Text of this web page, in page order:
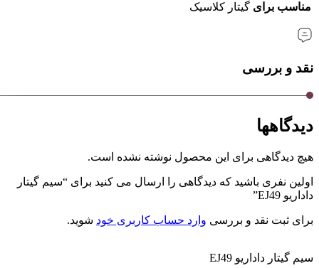
مناسب برای گیتار کلاسیک
نقد و بررسی
دیدگاهها
هیچ دیدگاهی برای این محصول نوشته نشده است.
اولین نفری باشید که دیدگاهی را ارسال می کنید برای “سیم گیتار
داداریو EJ49”
برای ثبت نقد و بررسی وارد حساب کاربری خود شوید.
سیم گیتار داداریو EJ49